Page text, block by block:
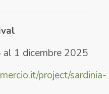
al 1 dicembre 2025
project/sardinia-